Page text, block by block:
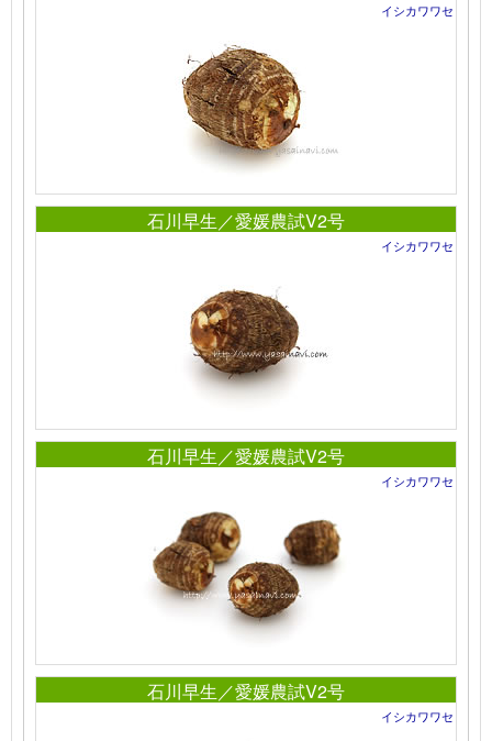
イシカワワセ
石川早生／愛媛農試V2号
イシカワワセ
石川早生／愛媛農試V2号
イシカワワセ
石川早生／愛媛農試V2号
イシカワワセ